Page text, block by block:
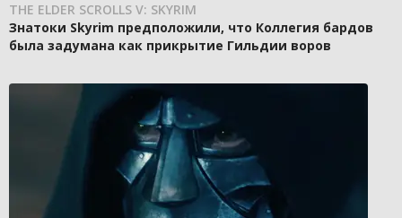
THE ELDER SCROLLS V: SKYRIM
Знатоки Skyrim предположили, что Коллегия бардов
была задумана как прикрытие Гильдии воров